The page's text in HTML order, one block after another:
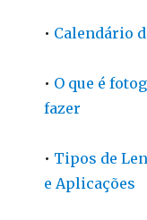
• Calendário
• O que é
fazer
• Tipos de
e Aplicações